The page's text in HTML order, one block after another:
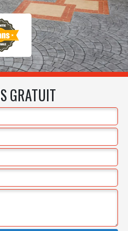
GRATUIT